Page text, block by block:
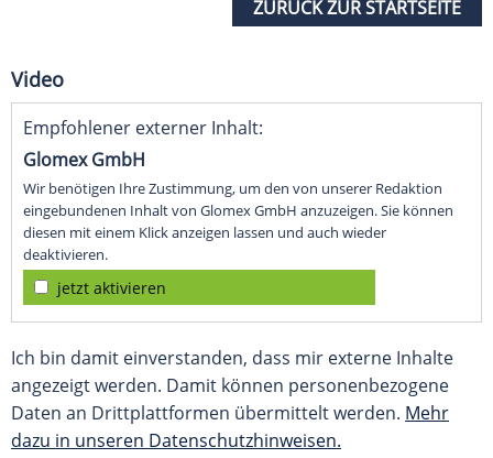
ZURÜCK ZUR STARTSEITE
Video
Empfohlener externer Inhalt:
Glomex GmbH
Wir benötigen Ihre Zustimmung, um den von unserer Redaktion
eingebundenen Inhalt von Glomex GmbH anzuzeigen. Sie können
diesen mit einem Klick anzeigen lassen und auch wieder
deaktivieren.
jetzt aktivieren
Ich bin damit einverstanden, dass mir externe Inhalte
angezeigt werden. Damit können personenbezogene
Daten an Drittplattformen übermittelt werden. Mehr
dazu in unseren Datenschutzhinweisen.